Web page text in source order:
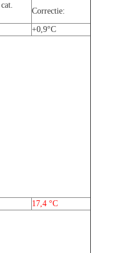
Correctie:
+0,9°C
17,4 °C